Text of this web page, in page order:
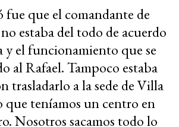
fue que el comandante de
estaba del todo de acuerdo
y el funcionamiento que se
al Rafael. Tampoco estaba
trasladarlo a la sede de Villa
teníamos un centro en
Nosotros sacamos todo lo